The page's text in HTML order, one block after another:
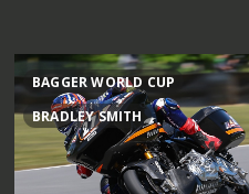
BAGGER WORLD CUP
BRADLEY SMITH